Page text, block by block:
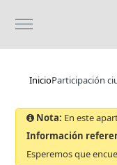
InicioParticipación
Nota: En este
Información
Esperemos que